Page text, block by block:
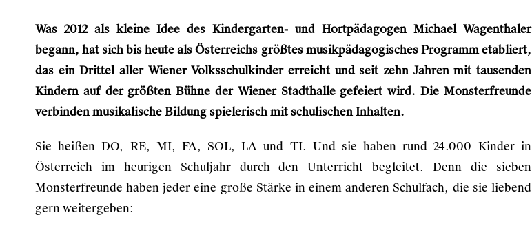
Was 2012 als kleine Idee des Kindergarten- und Hortpädagogen Michael Wagenthaler
begann, hat sich bis heute als Österreichs größtes musikpädagogisches Programm etabliert,
das ein Drittel aller Wiener Volksschulkinder erreicht und seit zehn Jahren mit tausenden
Kindern auf der größten Bühne der Wiener Stadthalle gefeiert wird. Die Monsterfreunde
verbinden musikalische Bildung spielerisch mit schulischen Inhalten.
Sie heißen DO, RE, MI, FA, SOL, LA und TI. Und sie haben rund 24.000 Kinder in
Österreich im heurigen Schuljahr durch den Unterricht begleitet. Denn die sieben
Monsterfreunde haben jeder eine große Stärke in einem anderen Schulfach, die sie liebend
gern weitergeben: